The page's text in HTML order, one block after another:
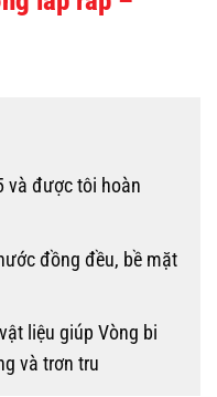
và được tôi hoàn
đồng đều, bề mặt
liệu giúp Vòng bi
và trơn tru